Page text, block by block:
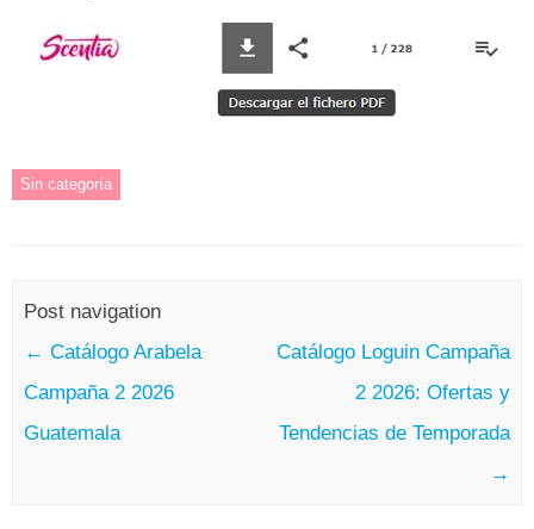
Sin categoría
Post navigation
← Catálogo Arabela
Campaña 2 2026
Guatemala
Catálogo Loguin Campaña
2 2026: Ofertas y
Tendencias de Temporada
→